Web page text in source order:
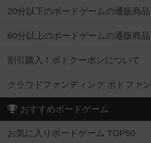
20分以下のボードゲームの通販商品
60分以上のボードゲームの通販商品
割引購入！ボドクーポンについて
クラウドファンディング ボドファン
おすすめボードゲーム
お気に入りボードゲーム TOP50